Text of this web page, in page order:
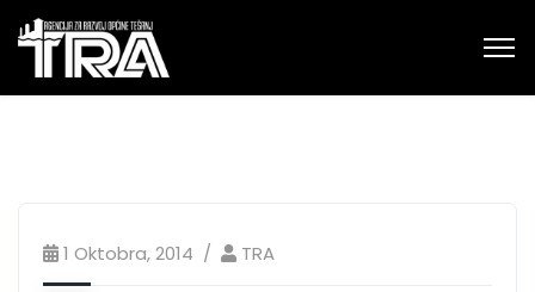
1 Oktobra, 2014 TRA